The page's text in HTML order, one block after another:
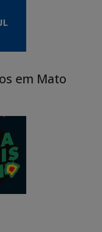
em Mato